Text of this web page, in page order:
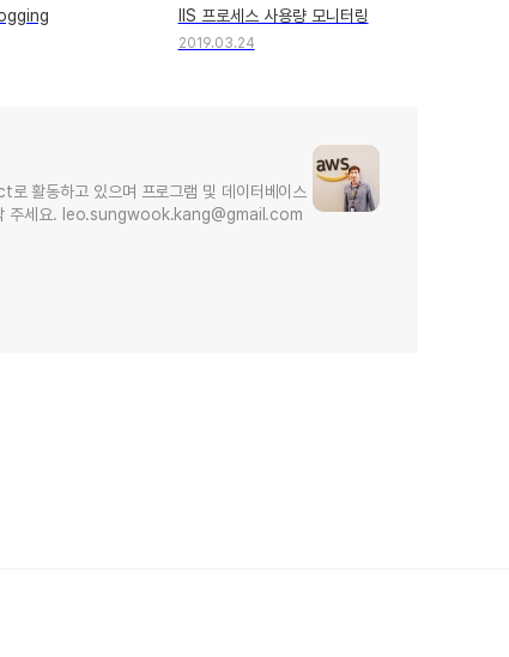
IIS 프로세스 사용량 모니터링
2019.03.24
활동하고 있으며 프로그램 및 데이터베이스
락 주세요. leo.sungwook.kang@gmail.com